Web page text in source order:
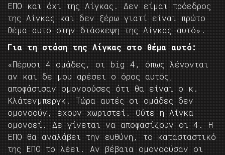
ΕΠΟ και όχι της Λίγκας. Δεν είμαι πρόεδρος
της Λίγκας και δεν ξέρω γιατί είναι πρώτο
θέμα αυτό στην διάσκεψη της Λίγκας αυτό».
Για τη στάση της Λίγκας στο θέμα αυτό:
«Πέρυσι 4 ομάδες, οι big 4, όπως λέγονται
αν και δε μου αρέσει ο όρος αυτός,
αποφάσισαν ομονοούσες ότι θα είναι ο κ.
Κλάτενμπεργκ. Τώρα αυτές οι ομάδες δεν
ομονοούν, έχουν χωριστεί. Ούτε η Λίγκα
ομονοεί. Δε γίνεται να αποφασίζουν οι 4. Η
ΕΠΟ θα αναλάβει την ευθύνη, το κατασταστικό
της ΕΠΟ το λέει. Αν βέβαια ομονοούσαν οι